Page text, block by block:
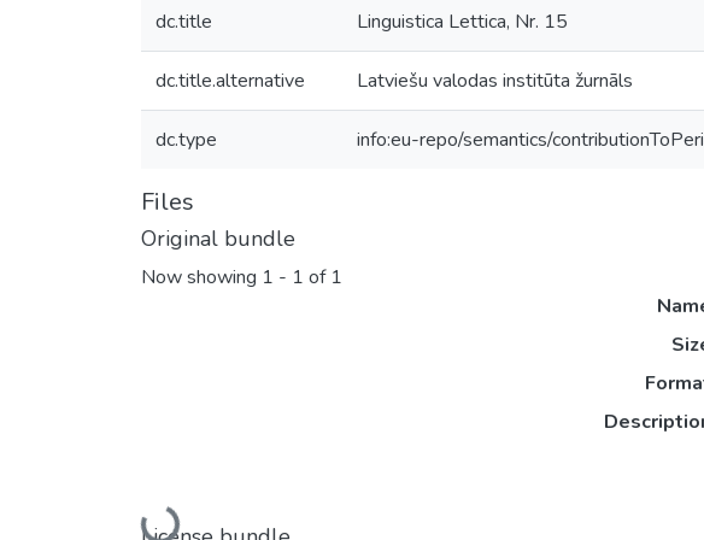
dc.title Linguistica Lettica, Nr. 15
dc.title.alternative Latviešu valodas institūta žurnāls
dc.type info:eu-repo/semantics/
Files
Original bundle
Now showing 1 - 1 of 1